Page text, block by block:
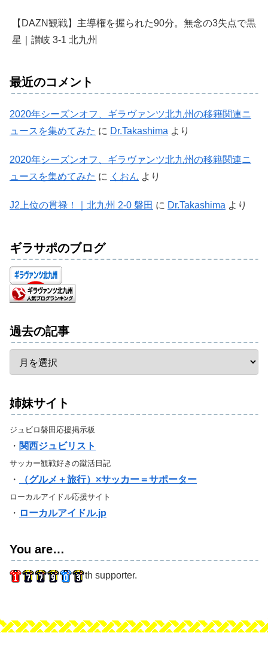
【DAZN観戦】主導権を握られた90分。無念の3失点で黒
星｜讃岐 3-1 北九州
最近のコメント
2020年シーズンオフ、ギラヴァンツ北九州の移籍関連ニ
ュースを集めてみた に Dr.Takashima より
2020年シーズンオフ、ギラヴァンツ北九州の移籍関連ニ
ュースを集めてみた に くおん より
J2上位の貫禄！｜北九州 2-0 磐田 に Dr.Takashima より
ギラサポのブログ
過去の記事
姉妹サイト
ジュビロ磐田応援掲示板
・ 関西ジュビリスト
サッカー観戦好きの蹴活日記
・ （グルメ＋旅行）×サッカー＝サポーター
ローカルアイドル応援サイト
・ ローカルアイドル.jp
You are…
th supporter.